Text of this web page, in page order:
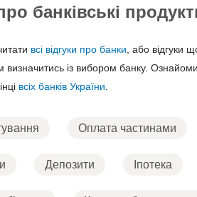
банківські
всі відгуки про банки , або відгуки
визначитись із вибором банку.
всіх банків України
Оплата частинами
Депозити Іпотека